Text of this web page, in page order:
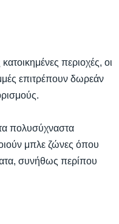
περιοχές, οι
επιτρέπουν δωρεάν
πολυσύχναστα
μπλε ζώνες όπου
συνήθως περίπου